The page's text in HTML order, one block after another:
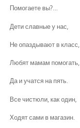
Помогаете вы?…
Дети славные у нас,
Не опаздывают в класс,
Любят мамам помогать,
Да и учатся на пять.
Все чистюли, как один,
Ходят сами в магазин.